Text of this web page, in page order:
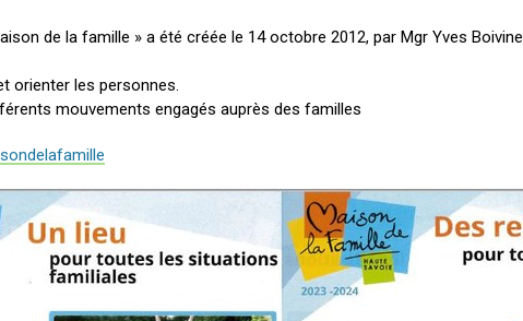
de la famille » a été créée le 14 octobre 2012, par Mgr Yves
orienter les personnes.
mouvements engagés auprès des familles